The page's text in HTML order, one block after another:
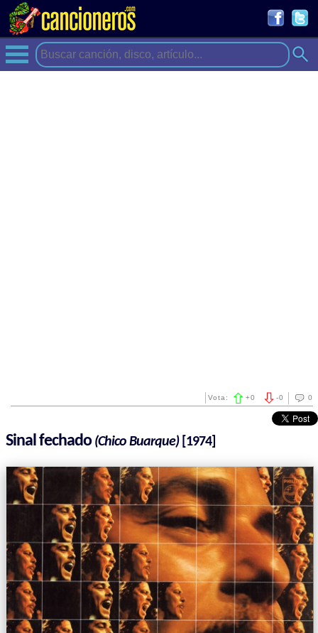
0
-0
Vota: +0
Sinal fechado(Chico Buarque)[1974]